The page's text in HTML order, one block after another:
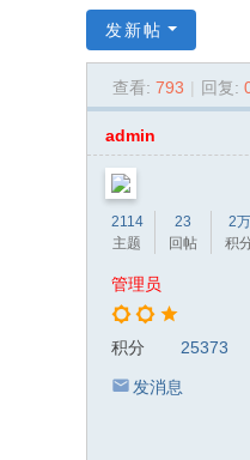
虹
发新帖
查看: 793 | 回复:
admin
2114
主题
23
回帖
2万
积
管理员
积分 25373
发消息